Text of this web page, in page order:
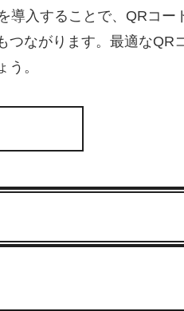
導入することで、QRコー
つながります。最適なQR
。